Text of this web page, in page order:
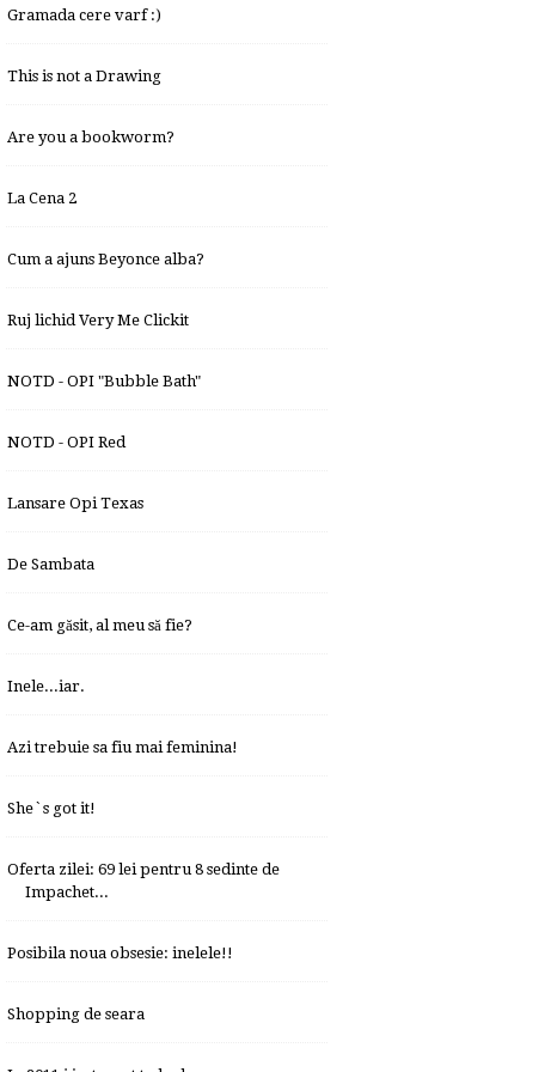
Gramada cere varf :)
This is not a Drawing
Are you a bookworm?
La Cena 2
Cum a ajuns Beyonce alba?
Ruj lichid Very Me Clickit
NOTD - OPI "Bubble Bath"
NOTD - OPI Red
Lansare Opi Texas
De Sambata
Ce-am găsit, al meu să fie?
Inele...iar.
Azi trebuie sa fiu mai feminina!
She`s got it!
Oferta zilei: 69 lei pentru 8 sedinte de
Impachet...
Posibila noua obsesie: inelele!!
Shopping de seara